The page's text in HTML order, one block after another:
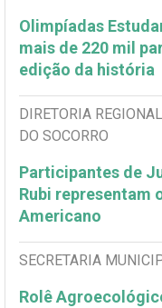
Olimpíadas
mais de 220 mil
edição da história
DIRETORIA
DO SOCORRO
Participantes de
Rubi representam
Americano
SECRETARIA
Rolê